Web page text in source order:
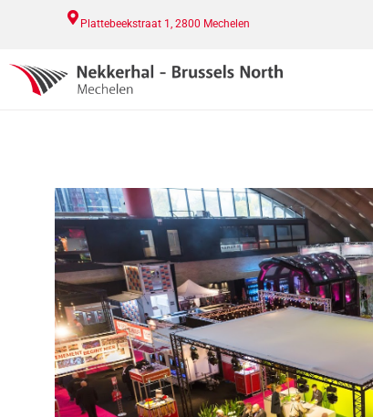
Plattebeekstraat 1, 2800 Mechelen​